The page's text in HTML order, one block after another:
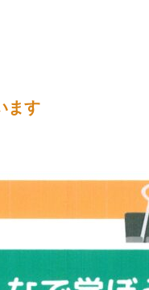
ます